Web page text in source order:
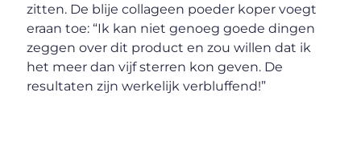
zitten. De blije collageen poeder koper voegt
eraan toe: “Ik kan niet genoeg goede dingen
zeggen over dit product en zou willen dat ik
het meer dan vijf sterren kon geven. De
resultaten zijn werkelijk verbluffend!”